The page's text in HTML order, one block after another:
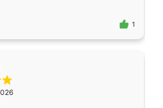
Владислав
эскизу самый
1